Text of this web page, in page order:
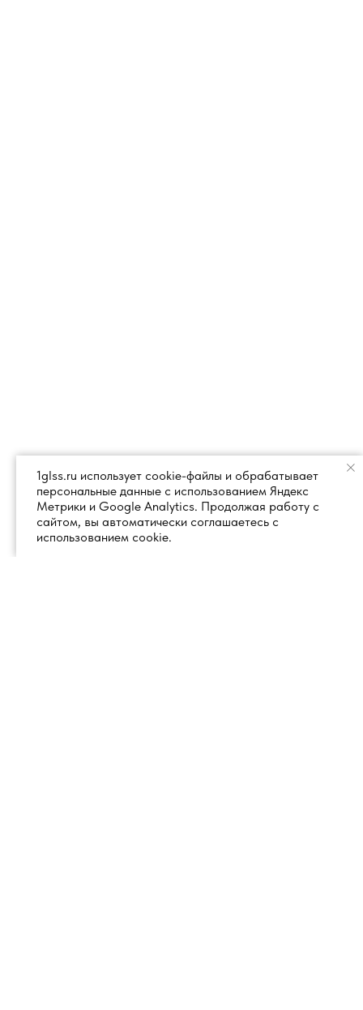
1glss.ru использует cookie-файлы и обрабатывает
персональные данные с использованием Яндекс
Метрики и Google Analytics. Продолжая работу с
сайтом, вы автоматически соглашаетесь с
использованием cookie.